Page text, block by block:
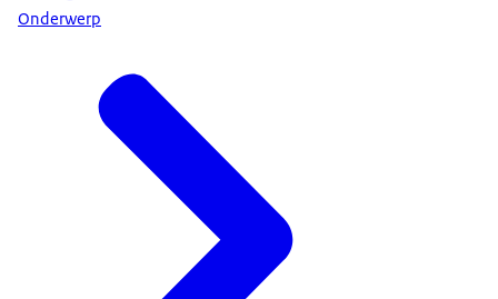
Onderwerp